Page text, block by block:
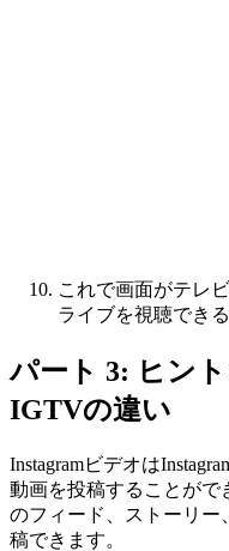
これで画面がテレ
ライブを視聴でき
パート 3: ヒン
IGTVの違い
Instagramビデオは
動画を投稿することがで
のフィード、ストーリー
稿できます。